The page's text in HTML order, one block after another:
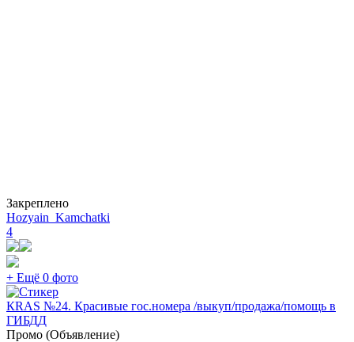
Закреплено
Hozyain_Kamchatki
4
+ Ещё 0 фото
КRAS №24. Красивые гос.номера /выкуп/продажа/помощь в
ГИБДД
Промо (Объявление)